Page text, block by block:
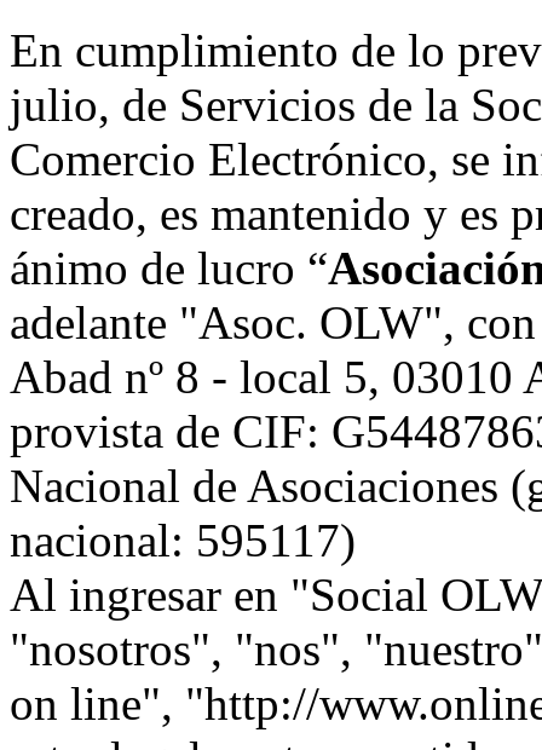
En cumplimiento de lo
julio, de Servicios de la
Comercio Electrónico, se
creado, es mantenido y es
ánimo de lucro “
adelante "Asoc. OLW",
Abad nº 8 - local 5,
provista de CIF:
Nacional de Asociaciones
nacional: 595117)
Al ingresar en "Social
"nosotros", "nos",
on line", "http://